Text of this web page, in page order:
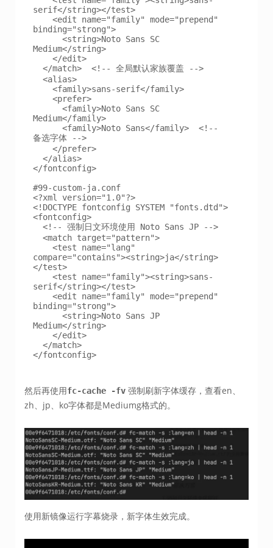
serif</string></test>
binding="strong">
Medium</string>
Medium</family>
备选字体 -->
</fontconfig>
#99-custom-ja.conf
<?xml version="1.0"?>
<!DOCTYPE fontconfig SYSTEM "fonts.dtd">
<fontconfig>
compare="contains"><string>ja</string>
</test>
serif</string></test>
binding="strong">
Medium</string>
</fontconfig>
然后再使用fc-cache -fv 强制刷新字体缓存，查看en、
zh、jp、ko字体都是Mediumg格式的。
使用新镜像运行字幕烧录，新字体生效完成。